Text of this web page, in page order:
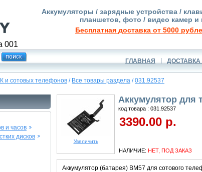
001
Аккумуляторы / зарядные устройства /
планшетов, фото / видео камер и
Бесплатная доставка от 5000
ГЛАВНАЯ ДОСТАВКА
и сотовых телефонов / Все товары раздела /031.92537
и часов
дисков
Увеличить
Аккумулятор для
код товара : 031.92537
3390.00 р.
НАЛИЧИЕ: НЕТ, ПОД ЗАКАЗ
Аккумулятор (батарея) BM57 для сотового